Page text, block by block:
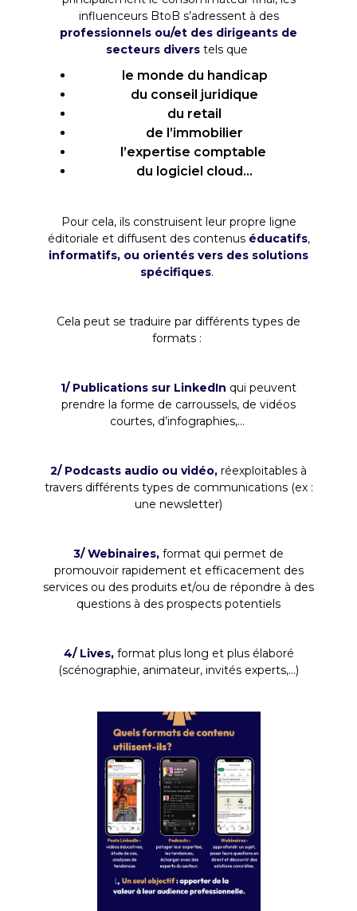
influenceurs BtoB s’adressent à des
professionnels ou/et des dirigeants de
secteurs divers tels que
le monde du handicap
du conseil juridique
du retail
de l’immobilier
l’expertise comptable
du logiciel cloud…
Pour cela, ils construisent leur propre ligne
éditoriale et diffusent des contenus éducatifs,
informatifs, ou orientés vers des solutions
spécifiques.
Cela peut se traduire par différents types de
formats :
1/ Publications sur LinkedIn qui peuvent
prendre la forme de carroussels, de vidéos
courtes, d’infographies,...
2/ Podcasts audio ou vidéo, réexploitables à
travers différents types de communications (ex :
une newsletter)
3/ Webinaires, format qui permet de
promouvoir rapidement et efficacement des
services ou des produits et/ou de répondre à des
questions à des prospects potentiels
4/ Lives, format plus long et plus élaboré
(scénographie, animateur, invités experts,...)